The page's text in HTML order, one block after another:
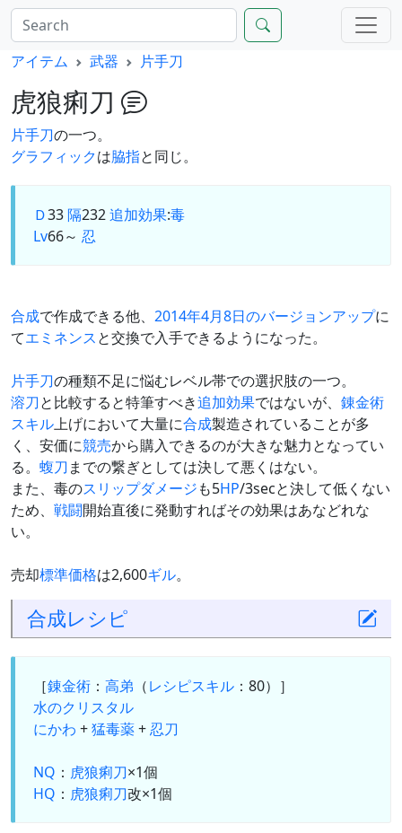
アイテム 武器 片手刀
虎狼痢刀
片手刀の一つ。
グラフィックは脇指と同じ。
Ｄ33隔232追加効果:毒
Lv66～ 忍
合成で作成できる他、 2014年4月8日のバージョンアップに
てエミネンスと交換で入手できるようになった。
片手刀の種類不足に悩むレベル帯での選択肢の一つ。
溶刀と比較すると特筆すべき追加効果ではないが、 錬金術
スキル上げにおいて大量に合成製造されていることが多
く、安価に競売から購入できるのが大きな魅力となってい
る。 蝮刀 までの繋ぎとしては決して悪くはない。
また、毒のスリップダメージも5HP/3secと決して低くない
ため、 戦闘開始直後に発動すればその効果はあなどれな
い。
売却標準価格は2,600ギル。
合成レシピ
［錬金術 ： 高弟 （レシピスキル ：80）］
水のクリスタル
にかわ +猛毒薬+忍刀
NQ ： 虎狼痢刀×1個
HQ ： 虎狼痢刀改×1個